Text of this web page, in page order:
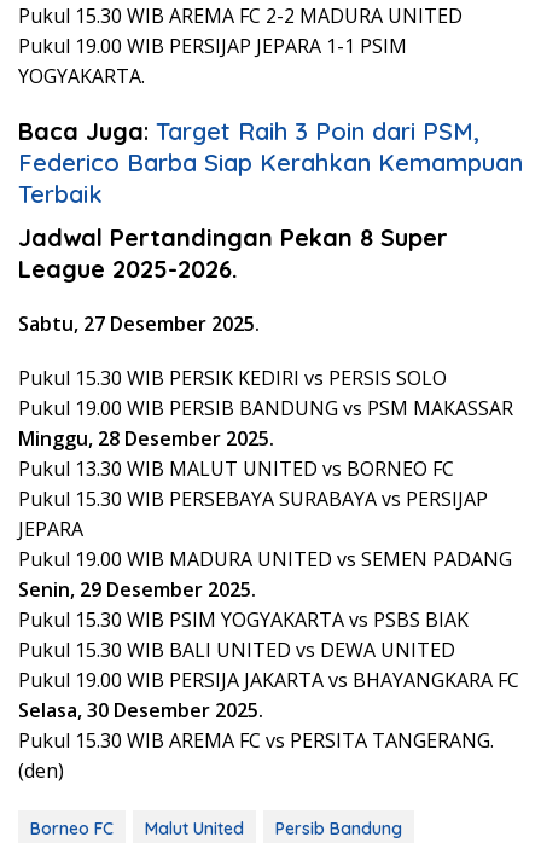
Pukul 15.30 WIB AREMA FC 2-2 MADURA UNITED
Pukul 19.00 WIB PERSIJAP JEPARA 1-1 PSIM
YOGYAKARTA.
Baca Juga: Target Raih 3 Poin dari PSM,
Federico Barba Siap Kerahkan Kemampuan
Terbaik
Jadwal Pertandingan Pekan 8 Super
League 2025-2026.
Sabtu, 27 Desember 2025.
Pukul 15.30 WIB PERSIK KEDIRI vs PERSIS SOLO
Pukul 19.00 WIB PERSIB BANDUNG vs PSM MAKASSAR
Minggu, 28 Desember 2025.
Pukul 13.30 WIB MALUT UNITED vs BORNEO FC
Pukul 15.30 WIB PERSEBAYA SURABAYA vs PERSIJAP
JEPARA
Pukul 19.00 WIB MADURA UNITED vs SEMEN PADANG
Senin, 29 Desember 2025.
Pukul 15.30 WIB PSIM YOGYAKARTA vs PSBS BIAK
Pukul 15.30 WIB BALI UNITED vs DEWA UNITED
Pukul 19.00 WIB PERSIJA JAKARTA vs BHAYANGKARA FC
Selasa, 30 Desember 2025.
Pukul 15.30 WIB AREMA FC vs PERSITA TANGERANG.
(den)
Borneo FC Malut United
Persib Bandung